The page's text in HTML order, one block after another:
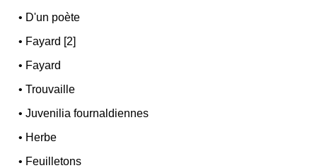
• D'un poète
• Fayard [2]
• Fayard
•Trouvaille
•Juvenilia fournaldiennes
• Herbe
• Feuilletons